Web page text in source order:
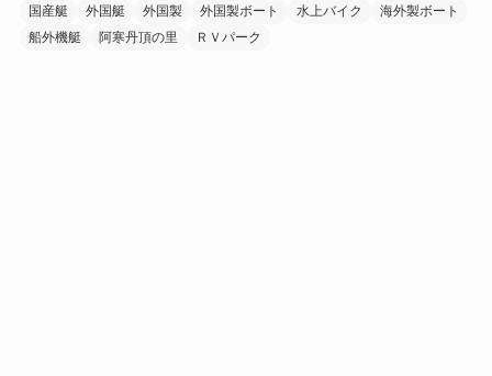
国産艇
外国艇 外国製 外国製ボート 水上バイク
海外製ボート
船外機艇
阿寒丹頂の里 ＲＶパーク